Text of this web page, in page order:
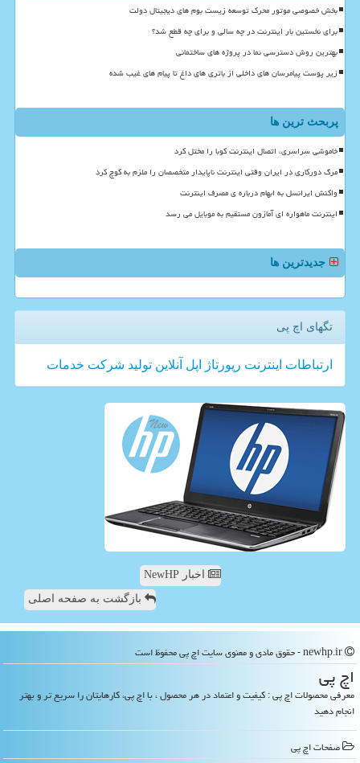
بخش خصوصی موتور محرک توسعه زیست بوم های دیجیتال دولت
برای نخستین بار اینترنت در چه سالی و برای چه قطع شد؟
بهترین روش دسترسی نما در پروژه های ساختمانی
زیر پوست پیامرسان های داخلی از باتری های داغ تا پیام های غیب شده
پربحث ترین ها
خاموشی سراسری، اتصال اینترنت کوبا را مختل کرد
مرگ دورکاری در ایران وقتی اینترنت ناپایدار متخصصان را ملزم به کوچ کرد
واکنش ایرانسل به ابهام درباره ی مصرف اینترنت
اینترنت ماهواره ای آمازون مستقیم به موبایل می رسد
جدیدترین ها
تگهای اچ پی
ارتباطات اینترنت رپورتاژ اپل آنلاین تولید شركت خدمات
اخبار NewHP
بازگشت به صفحه اصلی
اچ پی
معرفی محصولات اچ پی : کیفیت و اعتماد در هر محصول ، با اچ پی، کارهایتان را سریع تر و بهتر
انجام دهید
صفحات اچ پی